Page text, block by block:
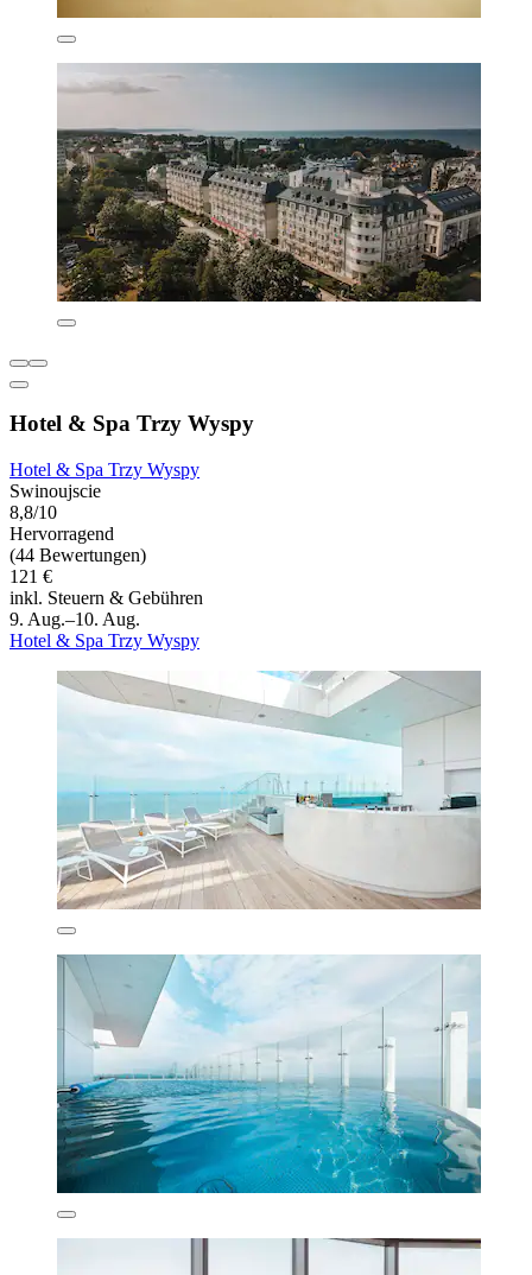
Hotel & Spa Trzy Wyspy
Hotel & Spa Trzy Wyspy
Swinoujscie
8,8/10
Hervorragend
(44 Bewertungen)
121 €
inkl. Steuern & Gebühren
9. Aug.–10. Aug.
Hotel & Spa Trzy Wyspy